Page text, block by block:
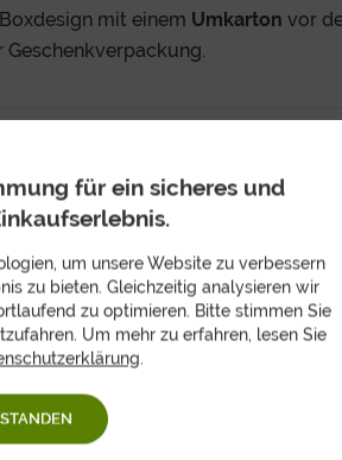
mit einem Umkarton vor
Geschenkverpackung.
1x Thermobecher
x 12.5 x 31 cm
für ein sicheres und
um unsere Website zu verbessern
zu bieten. Gleichzeitig analysieren wir
zu optimieren. Bitte stimmen Sie
Um mehr zu erfahren, lesen Sie
.